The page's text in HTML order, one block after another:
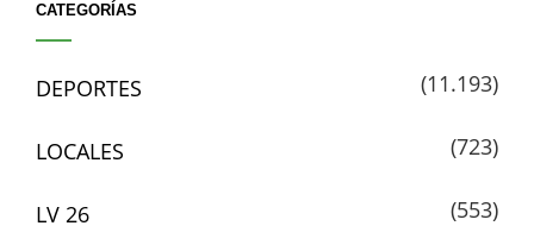
CATEGORÍAS
DEPORTES (11.193)
LOCALES (723)
LV 26 (553)